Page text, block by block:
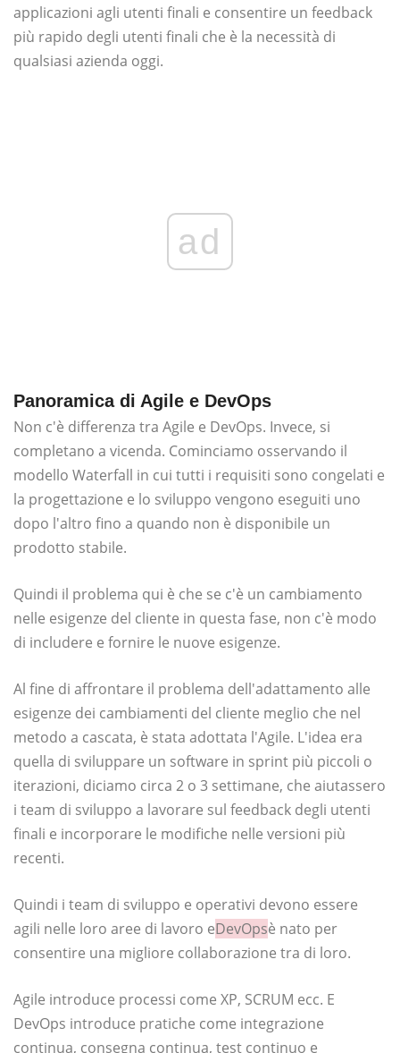
applicazioni agli utenti finali e consentire un feedback
più rapido degli utenti finali che è la necessità di
qualsiasi azienda oggi.
ad
Panoramica di Agile e DevOps
Non c'è differenza tra Agile e DevOps. Invece, si
completano a vicenda. Cominciamo osservando il
modello Waterfall in cui tutti i requisiti sono congelati e
la progettazione e lo sviluppo vengono eseguiti uno
dopo l'altro fino a quando non è disponibile un
prodotto stabile.
Quindi il problema qui è che se c'è un cambiamento
nelle esigenze del cliente in questa fase, non c'è modo
di includere e fornire le nuove esigenze.
Al fine di affrontare il problema dell'adattamento alle
esigenze dei cambiamenti del cliente meglio che nel
metodo a cascata, è stata adottata l'Agile. L'idea era
quella di sviluppare un software in sprint più piccoli o
iterazioni, diciamo circa 2 o 3 settimane, che aiutassero
i team di sviluppo a lavorare sul feedback degli utenti
finali e incorporare le modifiche nelle versioni più
recenti.
Quindi i team di sviluppo e operativi devono essere
agili nelle loro aree di lavoro eDevOpsè nato per
consentire una migliore collaborazione tra di loro.
Agile introduce processi come XP, SCRUM ecc. E
DevOps introduce pratiche come integrazione
continua, consegna continua, test continuo e